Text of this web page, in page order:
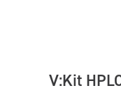
V:Kit